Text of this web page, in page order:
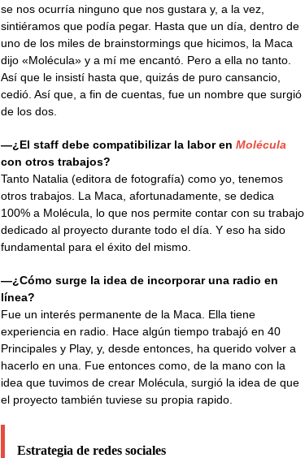
se nos ocurría ninguno que nos gustara y, a la vez,
sintiéramos que podía pegar. Hasta que un día, dentro de
uno de los miles de brainstormings que hicimos, la Maca
dijo «Molécula» y a mí me encantó. Pero a ella no tanto.
Así que le insistí hasta que, quizás de puro cansancio,
cedió. Así que, a fin de cuentas, fue un nombre que surgió
de los dos.
—¿El staff debe compatibilizar la labor enMolécula
con otros trabajos?
Tanto Natalia (editora de fotografía) como yo, tenemos
otros trabajos. La Maca, afortunadamente, se dedica
100% a Molécula, lo que nos permite contar con su trabajo
dedicado al proyecto durante todo el día. Y eso ha sido
fundamental para el éxito del mismo.
—¿Cómo surge la idea de incorporar una radio en
línea?
Fue un interés permanente de la Maca. Ella tiene
experiencia en radio. Hace algún tiempo trabajó en 40
Principales y Play, y, desde entonces, ha querido volver a
hacerlo en una. Fue entonces como, de la mano con la
idea que tuvimos de crear Molécula, surgió la idea de que
el proyecto también tuviese su propia rapido.
Estrategia de redes sociales